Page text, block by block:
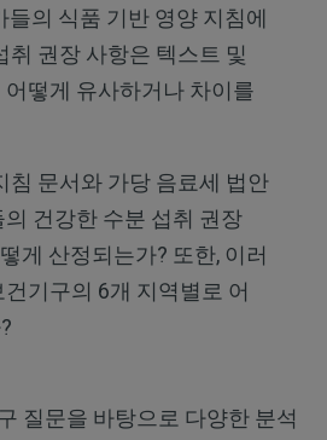
들의 식품 기반 영양 지침에
취 권장 사항은 텍스트 및
어떻게 유사하거나 차이를
침 문서와 가당 음료세 법안
건강한 수분 섭취 권장
게 산정되는가? 또한, 이러
기구의 6개 지역별로 어
질문을 바탕으로 다양한 분석